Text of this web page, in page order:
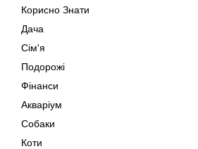
Корисно Знати
Дача
Сім'я
Подорожі
Фінанси
Акваріум
Собаки
Коти